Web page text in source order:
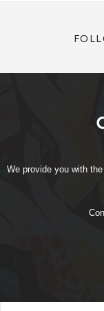
We provide you with